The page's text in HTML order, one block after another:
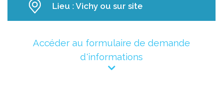
Lieu : Vichy ou sur site
Accéder au formulaire de demande
d'informations